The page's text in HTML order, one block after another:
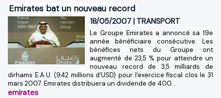
Emirates bat un nouveau record
18/05/2007 | TRANSPORT
Le Groupe Emirates a annoncé sa 19e
année bénéficiaire consécutive. Les
bénéfices nets du Groupe ont
augmenté de 23,5 % pour atteindre un
nouveau record de 3,5 milliards de
dirhams E.A.U. (942 millions d'USD) pour l'exercice fiscal clos le 31
mars 2007. Emirates distribuera un dividende de 400...
emirates